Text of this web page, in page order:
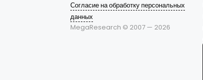
Согласие на обработку персональных
данных
MegaResearch © 2007 — 2026